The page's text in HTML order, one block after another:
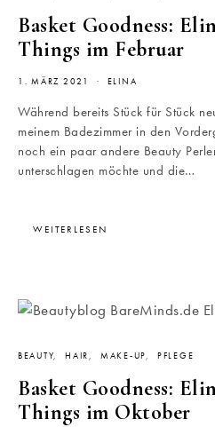
Basket Goodness:
Things im Februar
1. MÄRZ 2021 ELINA
Während bereits Stück für Stück
meinem Badezimmer in den
noch ein paar andere Beauty
unterschlagen möchte und die…
WEITERLESEN
BEAUTY HAIR MAKE-UP PFLEGE
Basket Goodness:
Things im Oktober